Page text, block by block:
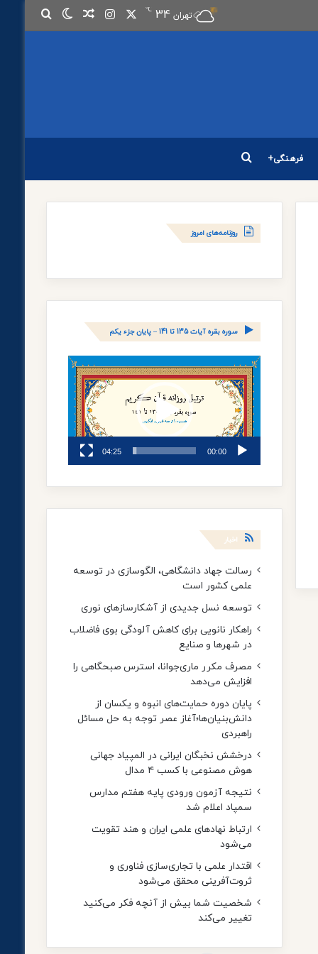
تهران 34
℃
فرهنگی+
روزنامه‌های امروز
سوره بقره آیات 135 تا 141 – پایان جزء یکم
نمایشگر
ویدیو
00:00
04:25
اخبار
رسالت جهاد دانشگاهی، الگوسازی در توسعه
علمی کشور است
توسعه نسل جدیدی از آشکارسازهای نوری
راهکار نانویی برای کاهش آلودگی بوی فاضلاب
در شهرها و صنایع
مصرف مکرر ماری‌جوانا، استرس صبحگاهی را
افزایش می‌دهد
پایان دوره حمایت‌های انبوه و یکسان از
دانش‌بنیان‌ها؛آغاز عصر توجه به حل مسائل
راهبردی
درخشش نخبگان ایرانی در المپیاد جهانی
هوش مصنوعی با کسب ۴ مدال
نتیجه آزمون ورودی پایه هفتم مدارس
سمپاد اعلام شد
ارتباط نهادهای علمی ایران و هند تقویت
می‌شود
اقتدار علمی با تجاری‌سازی فناوری و
ثروت‌آفرینی محقق می‌شود
شخصیت شما بیش از آنچه فکر می‌کنید
تغییر می‌کند